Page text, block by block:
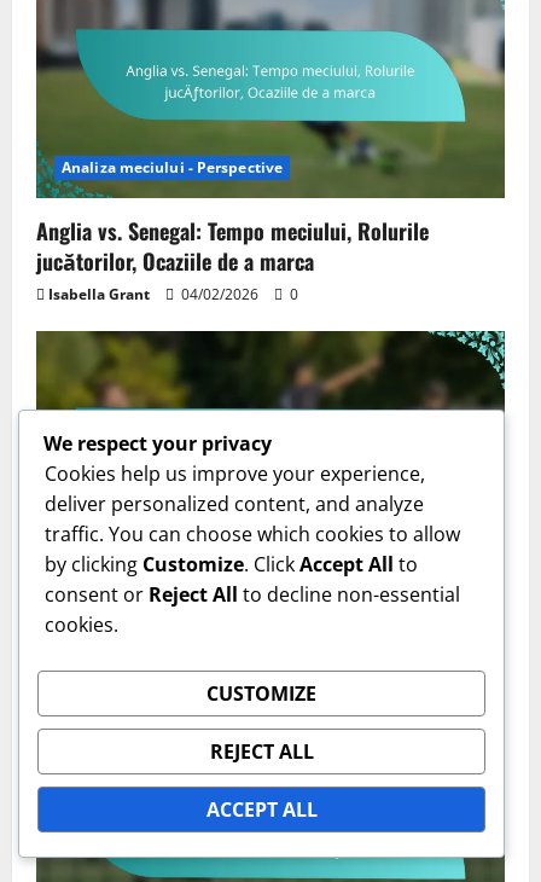
Analiza meciului - Perspective
Anglia vs. Senegal: Tempo meciului, Rolurile
jucătorilor, Ocaziile de a marca
Isabella Grant 04/02/2026 0
Analiza meciului - Perspective
Argentina vs. Australia: Fluxul meciului, Momente
critice, Întâlniri între jucători
Isabella Grant 02/02/2026 0
We respect your privacy
Cookies help us improve your experience,
deliver personalized content, and analyze
traffic. You can choose which cookies to allow
by clicking Customize. ClickAccept All to
consent or Reject All to decline non-essential
cookies.
CUSTOMIZE
REJECT ALL
ACCEPT ALL